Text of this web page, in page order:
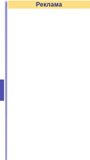
Реклама